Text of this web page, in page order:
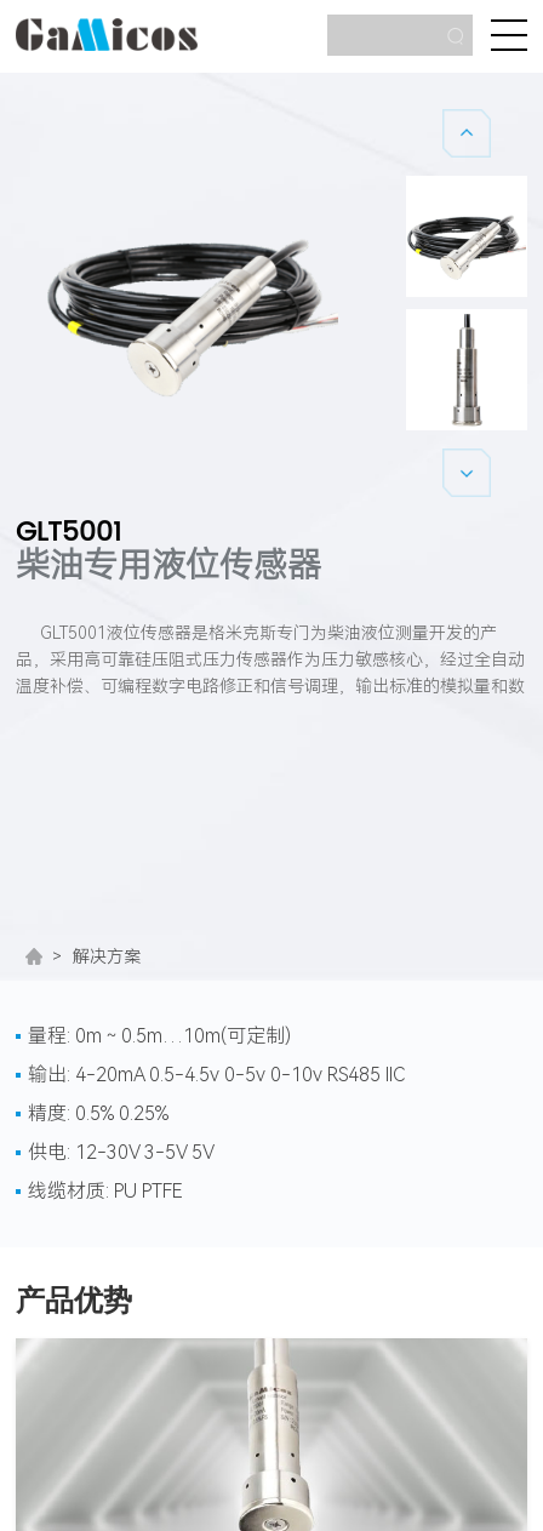
GLT5001
柴油专用液位传感器
GLT5001液位传感器是格米克斯专门为柴油液位测量开发的产
品，采用高可靠硅压阻式压力传感器作为压力敏感核心，经过全自动
温度补偿、可编程数字电路修正和信号调理，输出标准的模拟量和数
> 解决方案
量程: 0m～0.5m…10m(可定制)
输出: 4-20mA 0.5-4.5v 0-5v 0-10v RS485 IIC
精度: 0.5% 0.25%
供电: 12-30V 3-5V 5V
线缆材质: PU PTFE
产品优势